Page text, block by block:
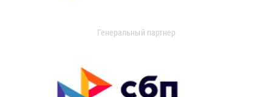
Генеральный партнер